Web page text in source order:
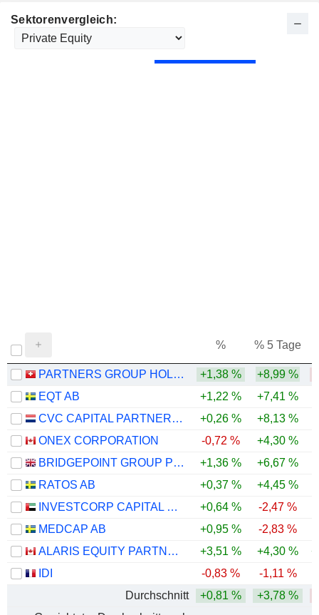
Sektorenvergleich:
% % 5 Tage
PARTNERS GROUP HOLDING AG +1,38 % +8,99 %
EQT AB
+1,22 % +7,41 %
CVC CAPITAL PARTNERS PLC
+0,26 % +8,13 %
ONEX CORPORATION
-0,72 % +4,30 %
BRIDGEPOINT GROUP PLC
+1,36 % +6,67 %
RATOS AB
+0,37 % +4,45 %
INVESTCORP CAPITAL PLC
+0,64 % -2,47 %
MEDCAP AB
+0,95 % -2,83 %
ALARIS EQUITY PARTNERS INCOME TRUST
+3,51 % +4,30 %
IDI
-0,83 % -1,11 %
Durchschnitt
+0,81 % +3,78 %